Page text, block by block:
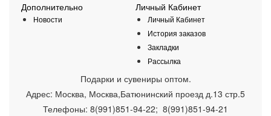
Дополнительно
Новости
Личный Кабинет
Личный Кабинет
История заказов
Закладки
Рассылка
Подарки и сувениры оптом.
Адрес: Москва, Москва,Батюнинский проезд д.13 стр.5
Телефоны: 8(991)851-94-22; 8(991)851-94-21